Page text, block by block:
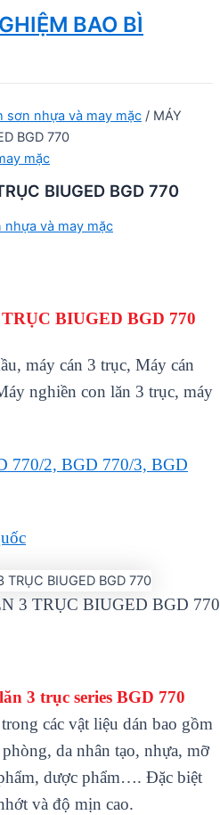
BAO BÌ
sơn nhựa và may mặc / MÁY
BGD 770
mặc
BIUGED BGD 770
và may mặc
BIUGED BGD 770
máy cán 3 trục, Máy cán
nghiền con lăn 3 trục, máy
770/2, BGD 770/3, BGD
ốc
3 TRỤC BIUGED BGD 770
3 trục series BGD 770
các vật liệu dán bao gồm
da nhân tạo, nhựa, mỡ
dược phẩm…. Đặc biệt
và độ mịn cao.